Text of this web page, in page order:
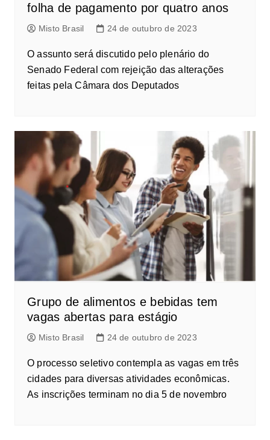
folha de pagamento por quatro anos
Misto Brasil 24 de outubro de 2023
O assunto será discutido pelo plenário do
Senado Federal com rejeição das alterações
feitas pela Câmara dos Deputados
Grupo de alimentos e bebidas tem
vagas abertas para estágio
Misto Brasil 24 de outubro de 2023
O processo seletivo contempla as vagas em três
cidades para diversas atividades econômicas.
As inscrições terminam no dia 5 de novembro